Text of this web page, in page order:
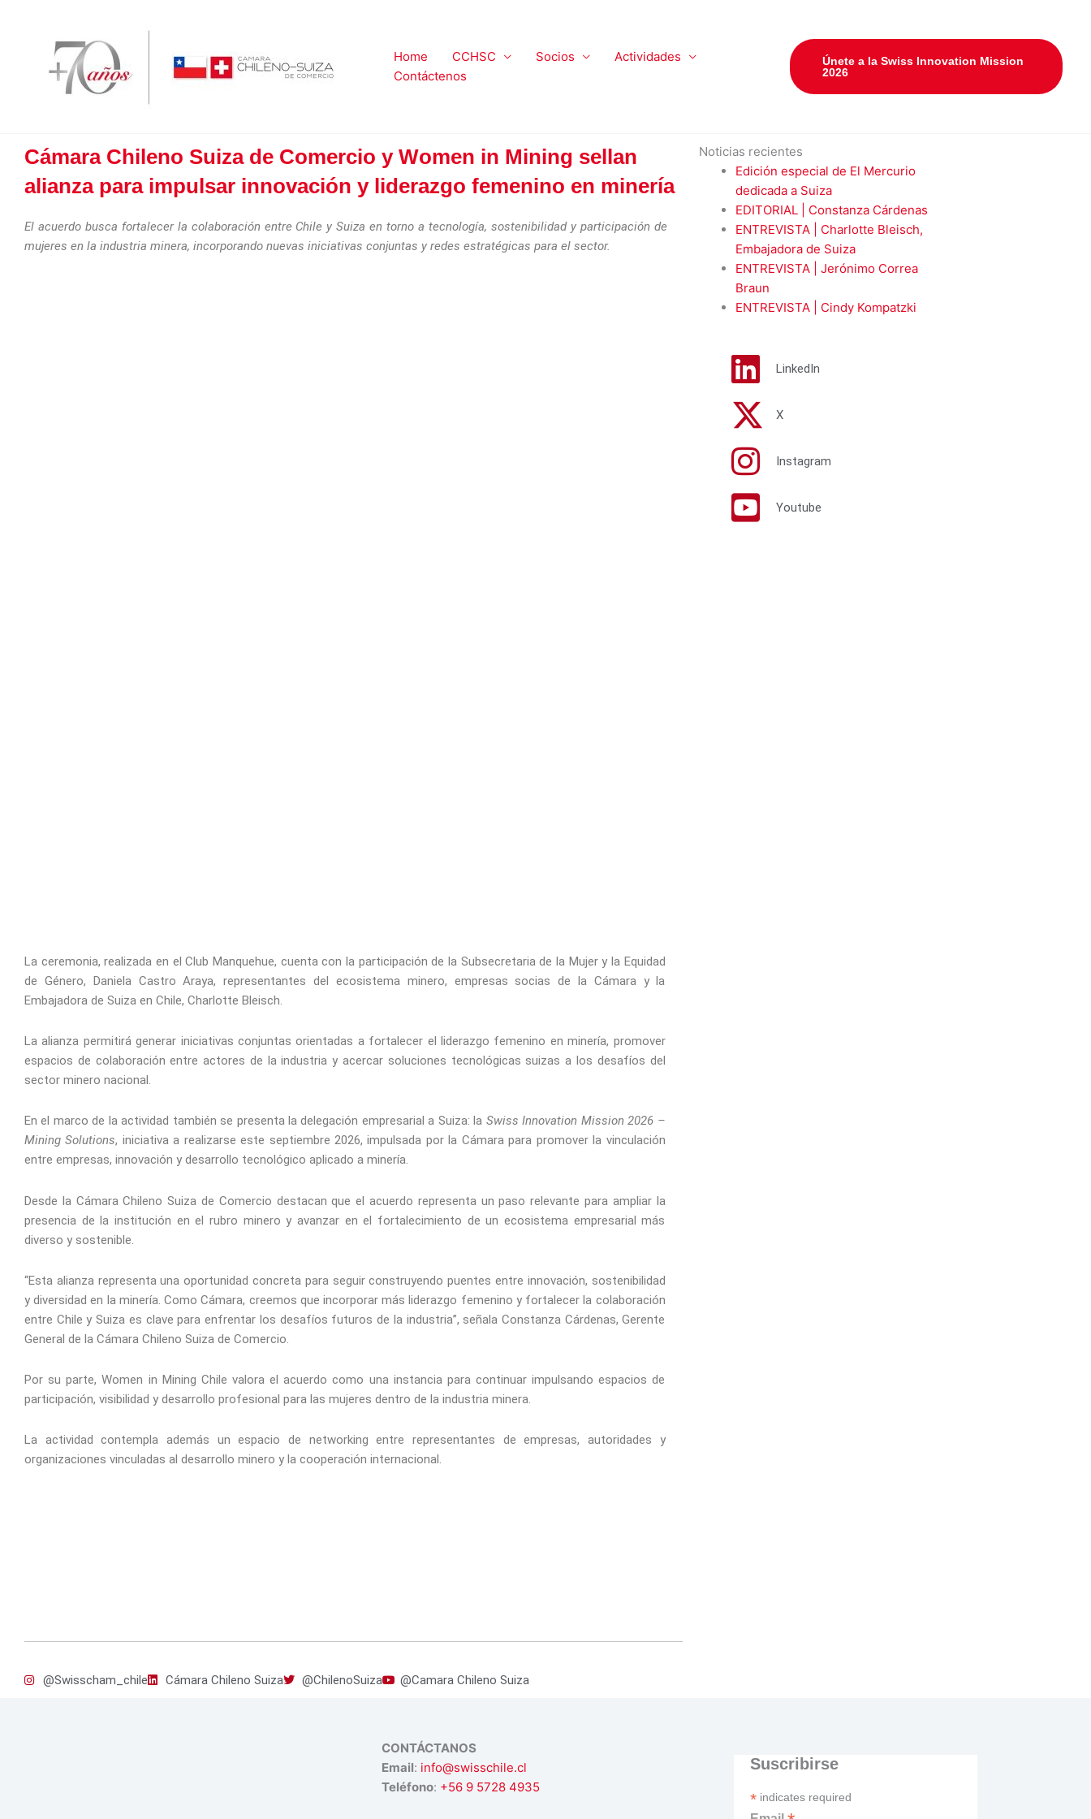
contenido
Home CCHSC Socios
Actividades
Contáctenos
Únete a la Swiss Innovation Mission
2026
Cámara Chileno Suiza de Comercio y Women in Mining sellan
alianza para impulsar innovación y liderazgo femenino en minería
El acuerdo busca fortalecer la colaboración entre Chile y Suiza en torno a tecnología, sostenibilidad y participación de
mujeres en la industria minera, incorporando nuevas iniciativas conjuntas y redes estratégicas para el sector.
La ceremonia, realizada en el Club Manquehue, cuenta con la participación de la Subsecretaria de la Mujer y la Equidad
de Género, Daniela Castro Araya, representantes del ecosistema minero, empresas socias de la Cámara y la
Embajadora de Suiza en Chile, Charlotte Bleisch.
La alianza permitirá generar iniciativas conjuntas orientadas a fortalecer el liderazgo femenino en minería, promover
espacios de colaboración entre actores de la industria y acercar soluciones tecnológicas suizas a los desafíos del
sector minero nacional.
En el marco de la actividad también se presenta la delegación empresarial a Suiza: la Swiss Innovation Mission 2026 –
Mining Solutions, iniciativa a realizarse este septiembre 2026, impulsada por la Cámara para promover la vinculación
entre empresas, innovación y desarrollo tecnológico aplicado a minería.
Desde la Cámara Chileno Suiza de Comercio destacan que el acuerdo representa un paso relevante para ampliar la
presencia de la institución en el rubro minero y avanzar en el fortalecimiento de un ecosistema empresarial más
diverso y sostenible.
“Esta alianza representa una oportunidad concreta para seguir construyendo puentes entre innovación, sostenibilidad
y diversidad en la minería. Como Cámara, creemos que incorporar más liderazgo femenino y fortalecer la colaboración
entre Chile y Suiza es clave para enfrentar los desafíos futuros de la industria”, señala Constanza Cárdenas, Gerente
General de la Cámara Chileno Suiza de Comercio.
Por su parte, Women in Mining Chile valora el acuerdo como una instancia para continuar impulsando espacios de
participación, visibilidad y desarrollo profesional para las mujeres dentro de la industria minera.
La actividad contempla además un espacio de networking entre representantes de empresas, autoridades y
organizaciones vinculadas al desarrollo minero y la cooperación internacional.
@Swisscham_chile Cámara Chileno Suiza @ChilenoSuiza @Camara Chileno Suiza
Noticias recientes
Edición especial de El Mercurio
dedicada a Suiza
EDITORIAL | Constanza Cárdenas
ENTREVISTA | Charlotte Bleisch,
Embajadora de Suiza
ENTREVISTA | Jerónimo Correa
Braun
ENTREVISTA | Cindy Kompatzki
LinkedIn
X
Instagram
Youtube
CONTÁCTANOS
Email: info@swisschile.cl
Teléfono: +56 9 5728 4935
Suscribirse
* indicates required